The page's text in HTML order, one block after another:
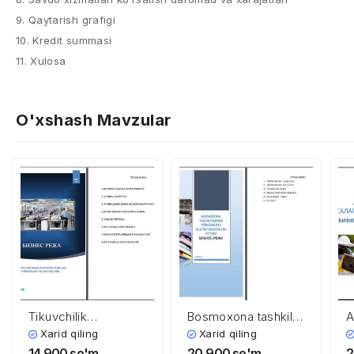
9. Qaytarish grafigi
10. Kredit summasi
11. Xulosa
O'xshash Mavzular
Tikuvchilik
mahsulotlarini ishlab
chiqarishni tashkil
Xarid qiling
Bosmoxona tashkil
qilib ro’znomalar
ishlab chiqarish va
Xarid qiling